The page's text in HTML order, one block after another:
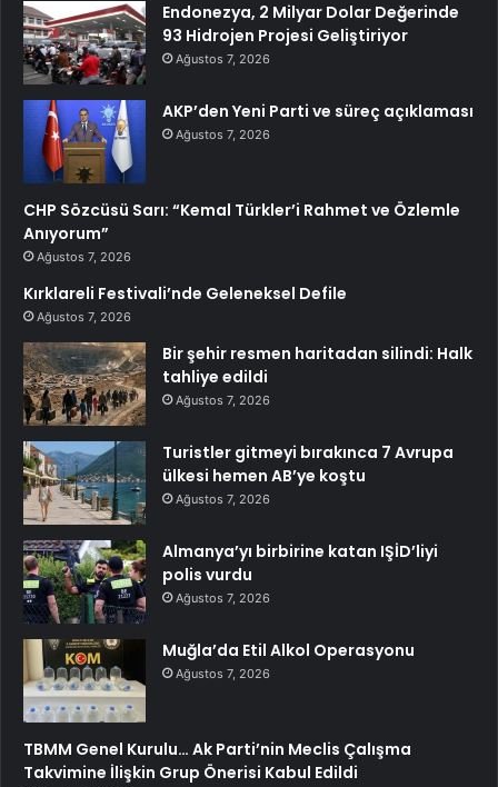
Endonezya, 2 Milyar Dolar Değerinde
93 Hidrojen Projesi Geliştiriyor
Ağustos 7, 2026
AKP’den Yeni Parti ve süreç açıklaması
Ağustos 7, 2026
CHP Sözcüsü Sarı: “Kemal Türkler’i Rahmet ve Özlemle
Anıyorum”
Ağustos 7, 2026
Kırklareli Festivali’nde Geleneksel Defile
Ağustos 7, 2026
Bir şehir resmen haritadan silindi: Halk
tahliye edildi
Ağustos 7, 2026
Turistler gitmeyi bırakınca 7 Avrupa
ülkesi hemen AB’ye koştu
Ağustos 7, 2026
Almanya’yı birbirine katan IŞİD’liyi
polis vurdu
Ağustos 7, 2026
Muğla’da Etil Alkol Operasyonu
Ağustos 7, 2026
TBMM Genel Kurulu… Ak Parti’nin Meclis Çalışma
Takvimine İlişkin Grup Önerisi Kabul Edildi